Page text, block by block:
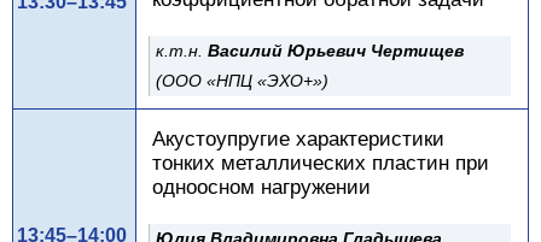
к.т.н. Василий Юрьевич Чертищев
(ООО «НПЦ «ЭХО+»)
13:45–14:00
Акустоупругие характеристики
тонких металлических пластин при
одноосном нагружении
Юлия Владимировна Гладышева